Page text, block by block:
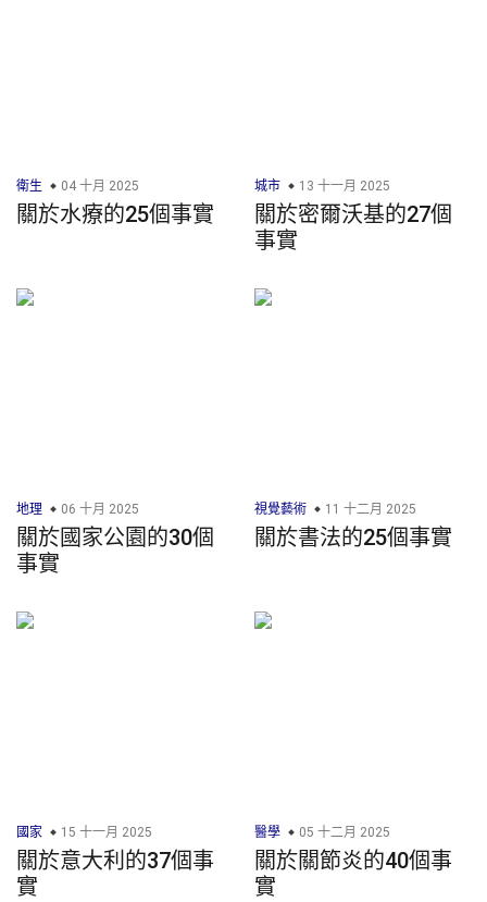
衛生 04 十月 2025
關於水療的25個事實
城市 13 十一月 2025
關於密爾沃基的27個
事實
地理 06 十月 2025
關於國家公園的30個
事實
視覺藝術 11 十二月 2025
關於書法的25個事實
國家 15 十一月 2025
關於意大利的37個事
實
醫學 05 十二月 2025
關於關節炎的40個事
實